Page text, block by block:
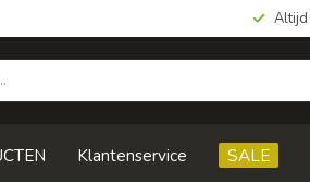
Altijd
Klantenservice SALE